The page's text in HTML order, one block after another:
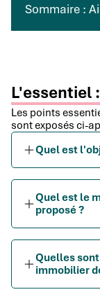
Sommaire :
L'essentiel
Les points
sont exposés ci-
Quel est
Quel est le
proposé ?
Quelles
immobilier